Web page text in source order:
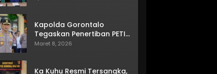
Kapolda Gorontalo
Tegaskan Penertiban PETI
Terus Berjalan
Maret 8, 2026
Ka Kuhu Resmi Tersangka,